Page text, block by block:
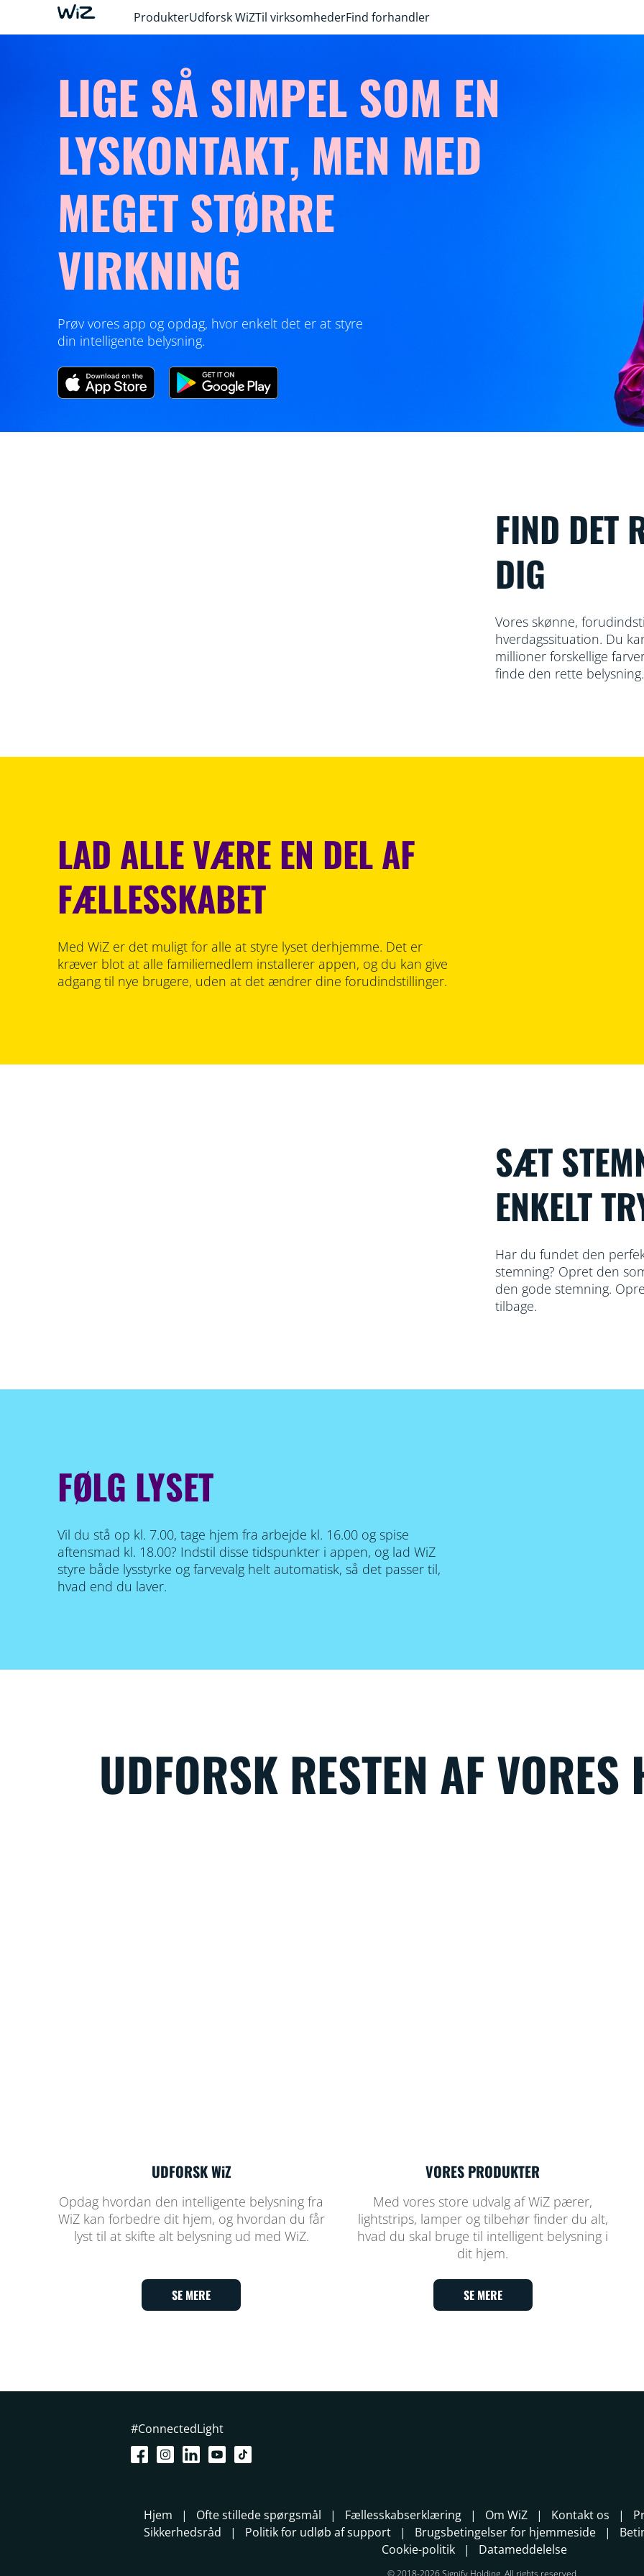
ProdukterUdforsk WiZTil virksomhederFind forhandler
LIGE SÅ SIMPEL SOM EN
LYSKONTAKT, MEN MED
MEGET STØRRE
VIRKNING
Prøv vores app og opdag, hvor enkelt det er at styre
din intelligente belysning.
FIND DET
DIG
Vores skønne,
hverdagssituation. Du
millioner forskellige
finde den rette belysning.
LAD ALLE VÆRE EN DEL AF
FÆLLESSKABET
Med WiZ er det muligt for alle at styre lyset derhjemme. Det er
kræver blot at alle familiemedlem installerer appen, og du kan give
adgang til nye brugere, uden at det ændrer dine forudindstillinger.
SÆT
ENKELT
Har du fundet den
stemning? Opret den
den gode stemning.
tilbage.
FØLG LYSET
Vil du stå op kl. 7.00, tage hjem fra arbejde kl. 16.00 og spise
aftensmad kl. 18.00? Indstil disse tidspunkter i appen, og lad WiZ
styre både lysstyrke og farvevalg helt automatisk, så det passer til,
hvad end du laver.
UDFORSK RESTEN AF VORES
UDFORSK WiZ
Opdag hvordan den intelligente belysning fra
WiZ kan forbedre dit hjem, og hvordan du får
lyst til at skifte alt belysning ud med WiZ.
SE MERE
VORES PRODUKTER
Med vores store udvalg af WiZ pærer,
lightstrips, lamper og tilbehør finder du alt,
hvad du skal bruge til intelligent belysning i
dit hjem.
SE MERE
#ConnectedLight
Hjem Ofte stillede spørgsmål Fællesskabserklæring Om WiZ Kontakt os
Sikkerhedsråd
Politik for udløb af support Brugsbetingelser for hjemmeside
Cookie-politik
Datameddelelse
© 2018-2026 Signify Holding. All rights reserved.